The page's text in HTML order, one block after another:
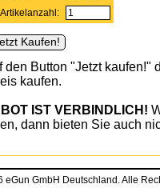
Button "Jetzt kaufen!"
kaufen.
IST VERBINDLICH!
dann bieten Sie auch
eGun GmbH Deutschland. Alle